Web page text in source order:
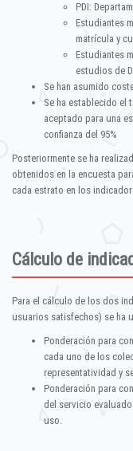
PDI:
Estudiantes
matrícula y
Estudiantes
estudios de
Se han asumido
Se ha establecido el
aceptado para una
confianza del 95%
Posteriormente se ha
obtenidos en la encuesta
cada estrato en los
Cálculo de
Para el cálculo de los dos
usuarios satisfechos) se ha
Ponderación para
cada uno de los
representatividad y
Ponderación para
del servicio
uso.